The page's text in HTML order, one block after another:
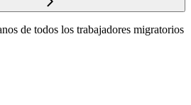
de todos los trabajadores migratorios